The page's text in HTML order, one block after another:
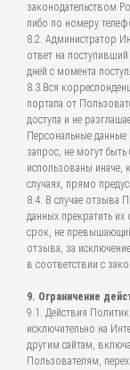
законодательством
либо по номеру
8.2. Администратор
ответ на
дней с момента
8.3.Вся
портала от
доступа и не
Персональные
запрос, не могут быть
использованы иначе,
случаях, прямо
8.4. В случае отзыва
данных прекратить
срок, не превышающий
отзыва, за
в соответствии с
9. Ограничение
9.1. Действия
исключительно на
другим сайтам,
Пользователям,